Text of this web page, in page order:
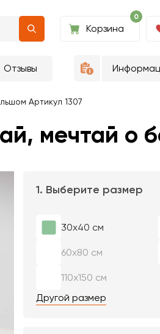
0
Корзина
Отзывы
Артикул 1307
мечтай о
1. Выберите размер
30х40 см
60х80 см
110х150 см
Другой размер